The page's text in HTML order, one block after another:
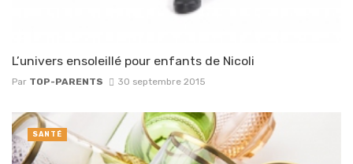
L’univers ensoleillé pour enfants de Nicoli
Par TOP-PARENTS 30 septembre 2015
SANTÉ